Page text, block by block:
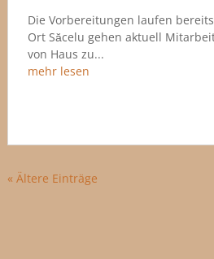
Die Vorbereitungen laufen
Ort Săcelu gehen aktuell
von Haus zu...
mehr lesen
« Ältere Einträge